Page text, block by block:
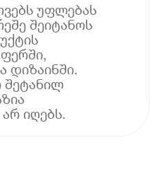
უფლებას
შეიტანოს
დიზაინში.
შეტანილ
იღებს.